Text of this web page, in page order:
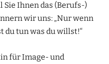
Sie Ihnen das (Berufs-)
wir uns: „Nur wenn
du tun was du willst!“
für Image- und